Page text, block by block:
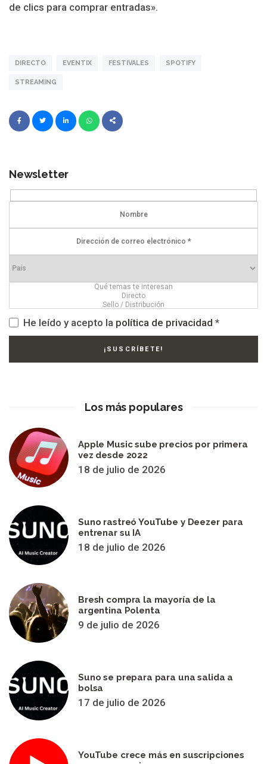
de clics para comprar entradas».
DIRECTO EVENTIX FESTIVALES SPOTIFY
STREAMING
Newsletter
He leído y acepto la política de privacidad *
Los más populares
Apple Music sube precios por primera
vez desde 2022
18 de julio de 2026
Suno rastreó YouTube y Deezer para
entrenar su IA
18 de julio de 2026
Bresh compra la mayoría de la
argentina Polenta
9 de julio de 2026
Suno se prepara para una salida a
bolsa
17 de julio de 2026
YouTube crece más en suscripciones